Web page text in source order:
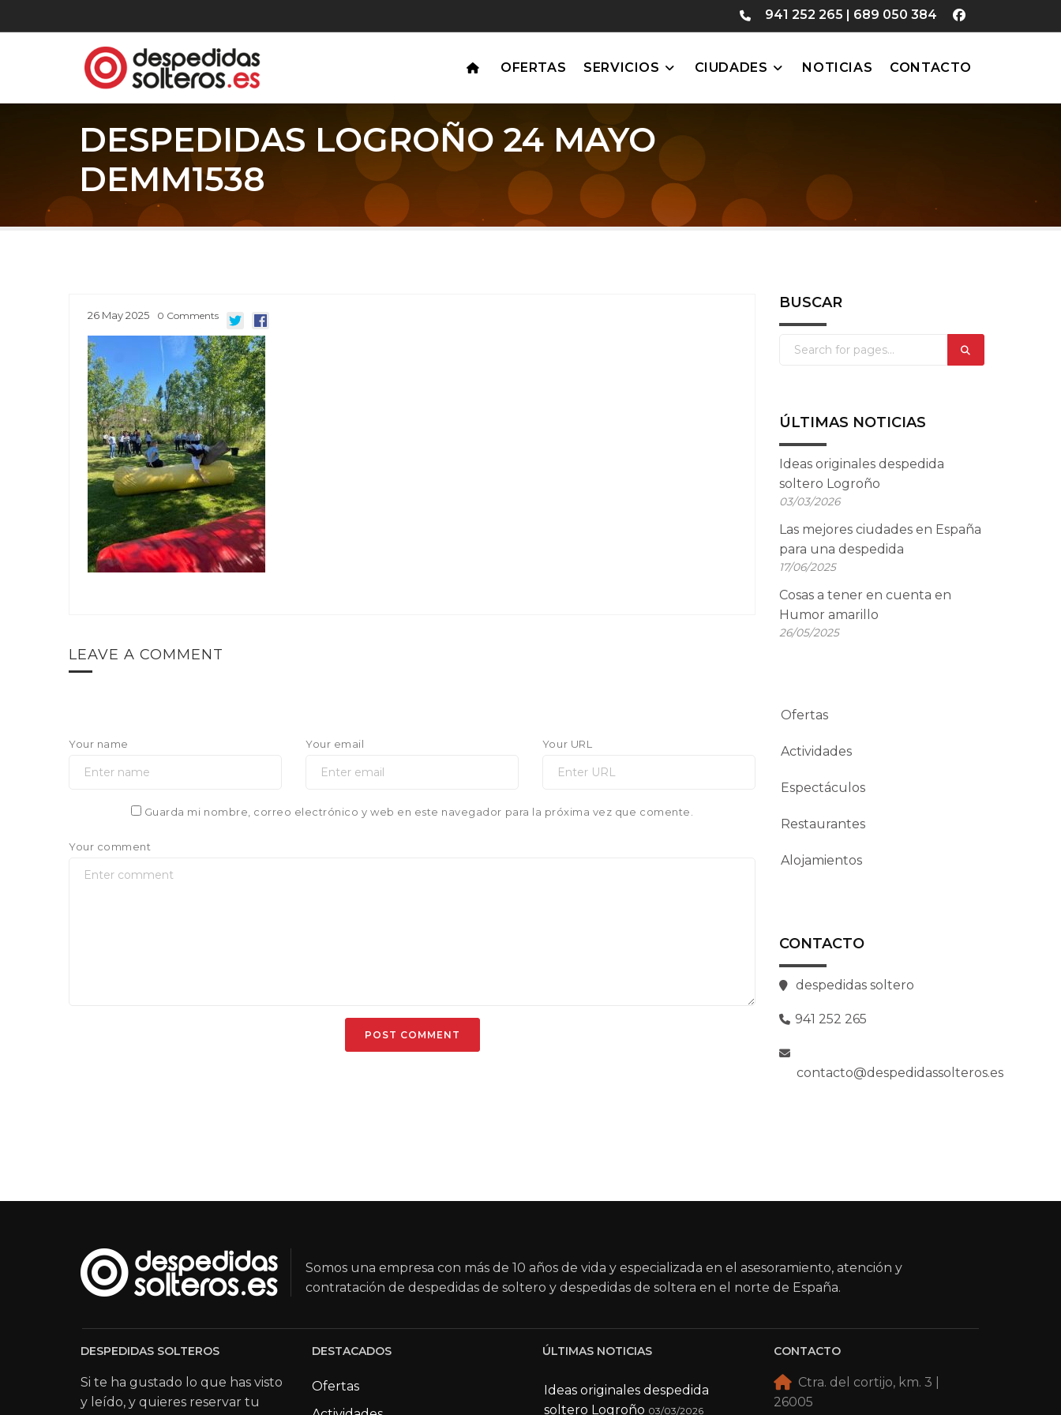
941 252 265 | 689 050 384
OFERTAS SERVICIOS CIUDADES NOTICIAS CONTACTO
DESPEDIDAS LOGROÑO 24 MAYO
DEMM1538
26 May2025 0 Comments
LEAVE A COMMENT
Your name Your email Your URL
Guarda mi nombre, correo electrónico y web en este navegador para la próxima vez que comente.
Your comment
BUSCAR
ÚLTIMAS NOTICIAS
Ideas originales despedida
soltero Logroño
03/03/2026
Las mejores ciudades en España
para una despedida
17/06/2025
Cosas a tener en cuenta en
Humor amarillo
26/05/2025
Ofertas
Actividades
Espectáculos
Restaurantes
Alojamientos
CONTACTO
despedidas soltero
941 252 265
contacto@despedidassolteros.es
Somos una empresa con más de 10 años de vida y especializada en el asesoramiento, atención y
contratación de despedidas de soltero y despedidas de soltera en el norte de España.
DESPEDIDAS SOLTEROS
Si te ha gustado lo que has visto
y leído, y quieres reservar tu
DESTACADOS
Ofertas
ÚLTIMAS NOTICIAS
Ideas originales despedida
soltero Logroño 03/03/2026
CONTACTO
Ctra. del cortijo, km. 3 |
26005